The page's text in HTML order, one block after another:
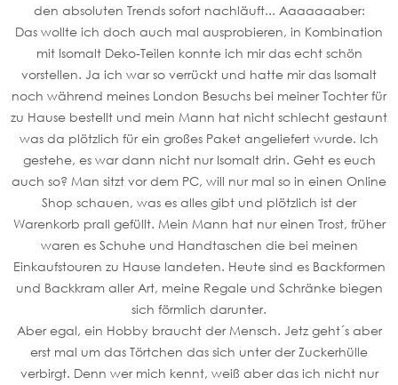
den absoluten Trends sofort nachläuft... Aaaaaaaber:
Das wollte ich doch auch mal ausprobieren, in Kombination
mit Isomalt Deko-Teilen konnte ich mir das echt schön
vorstellen. Ja ich war so verrückt und hatte mir das Isomalt
noch während meines London Besuchs bei meiner Tochter für
zu Hause bestellt und mein Mann hat nicht schlecht gestaunt
was da plötzlich für ein großes Paket angeliefert wurde. Ich
gestehe, es war dann nicht nur Isomalt drin. Geht es euch
auch so? Man sitzt vor dem PC, will nur mal so in einen Online
Shop schauen, was es alles gibt und plötzlich ist der
Warenkorb prall gefüllt. Mein Mann hat nur einen Trost, früher
waren es Schuhe und Handtaschen die bei meinen
Einkaufstouren zu Hause landeten. Heute sind es Backformen
und Backkram aller Art, meine Regale und Schränke biegen
sich förmlich darunter.
Aber egal, ein Hobby braucht der Mensch. Jetz geht´s aber
erst mal um das Törtchen das sich unter der Zuckerhülle
verbirgt. Denn wer mich kennt, weiß aber das ich nicht nur